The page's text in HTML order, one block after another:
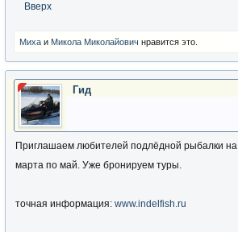
Вверх
Миха и Микола Миколайович нравится это.
Гид
Приглашаем любителей подлёдной рыбалки на
марта по май. Уже бронируем туры.
точная информация: www.indelfish.ru